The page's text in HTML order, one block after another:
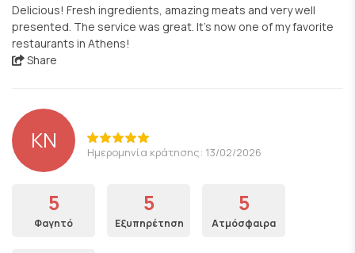
Delicious! Fresh ingredients, amazing meats and very well
presented. The service was great. It's now one of my favorite
restaurants in Athens!
Share
KN Ημερομηνία κράτησης: 13/02/2026
5
Φαγητό
5
Εξυπηρέτηση
5
Ατμόσφαιρα